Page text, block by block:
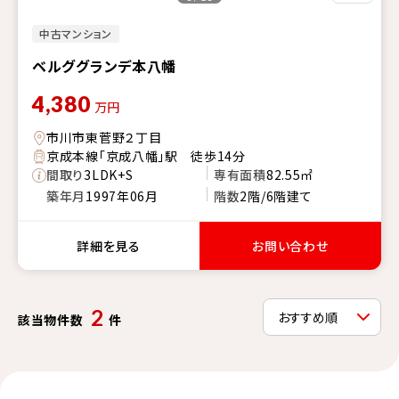
中古マンション
ベルググランデ本八幡
4,380 万円
市川市東菅野２丁目
京成本線「京成八幡」駅 徒歩14分
間取り3LDK+S 専有面積82.55㎡
築年月 1997年06月 階数2階/6階建て
詳細を見る お問い合わせ
該当物件数 2 件